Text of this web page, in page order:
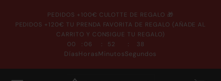
PEDIDOS +100€ CULOTTE DE REGALO 🎁
PEDIDOS +120€ TU PRENDA FAVORITA DE REGALO (AÑADE AL
CARRITO Y CONSIGUE TU REGALO)
00
Días
: 06
Horas
: 52
Minutos
: 37
Segundos